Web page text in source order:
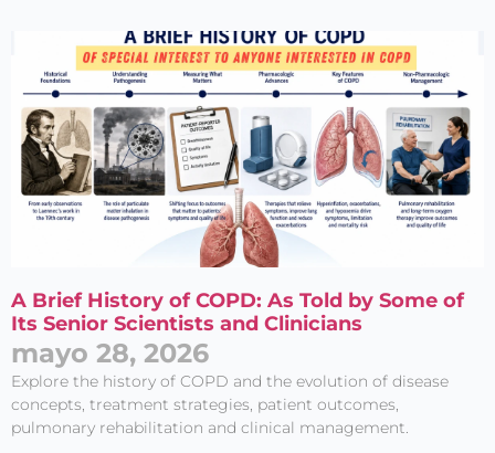
A Brief History of COPD: As Told by Some of
Its Senior Scientists and Clinicians
mayo 28, 2026
Explore the history of COPD and the evolution of disease
concepts, treatment strategies, patient outcomes,
pulmonary rehabilitation and clinical management.